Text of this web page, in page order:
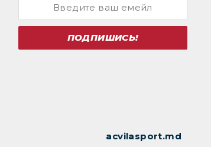
ПОДПИШИСЬ!
acvilasport.md